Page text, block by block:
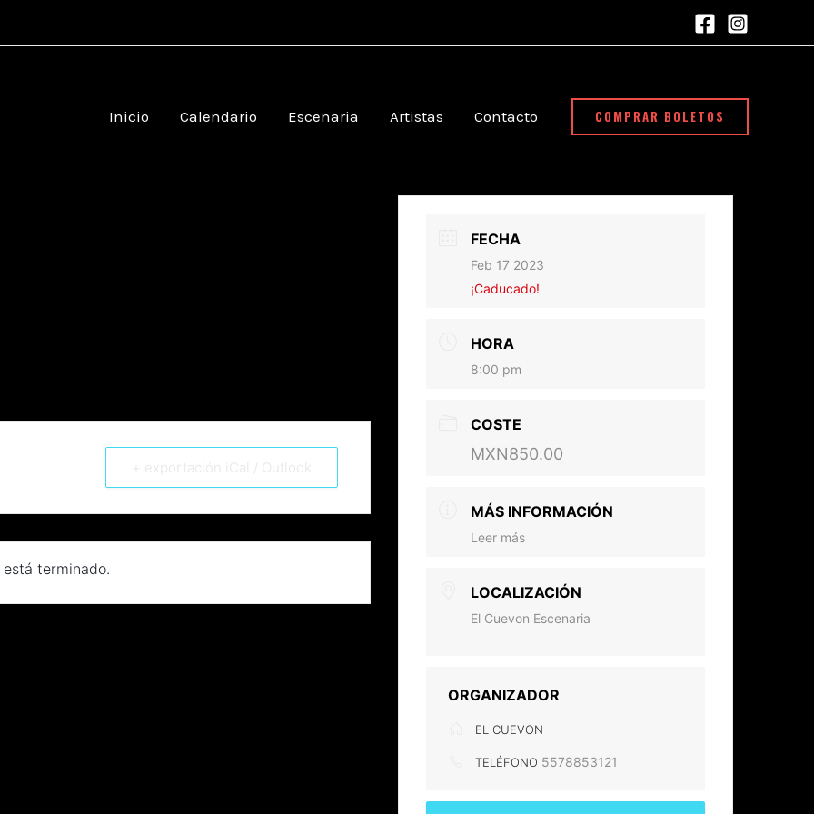
Inicio Calendario Escenaria Artistas Contacto COMPRAR BOLETOS
terminado.
FECHA
Feb 17 2023
¡Caducado!
HORA
8:00 pm
COSTE
MXN850.00
MÁS INFORMACIÓN
Leer más
LOCALIZACIÓN
El Cuevon Escenaria
ORGANIZADOR
EL CUEVON
TELÉFONO 5578853121